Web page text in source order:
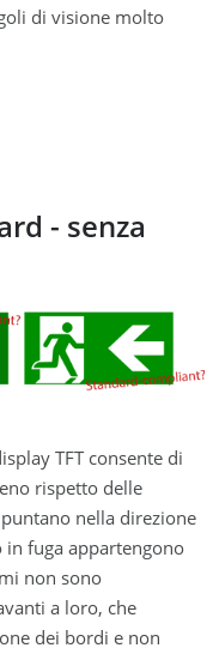
di visione molto
- senza
TFT consente di
rispetto delle
nella direzione
fuga appartengono
non sono
a loro, che
dei bordi e non